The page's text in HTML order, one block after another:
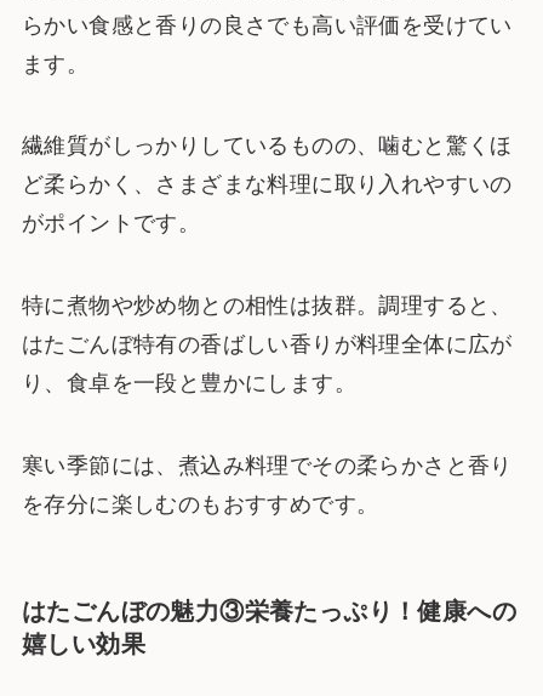
らかい食感と香りの良さでも高い評価を受けてい
ます。
繊維質がしっかりしているものの、噛むと驚くほ
ど柔らかく、さまざまな料理に取り入れやすいの
がポイントです。
特に煮物や炒め物との相性は抜群。調理すると、
はたごんぼ特有の香ばしい香りが料理全体に広が
り、食卓を一段と豊かにします。
寒い季節には、煮込み料理でその柔らかさと香り
を存分に楽しむのもおすすめです。
はたごんぼの魅力③栄養たっぷり！健康への
嬉しい効果